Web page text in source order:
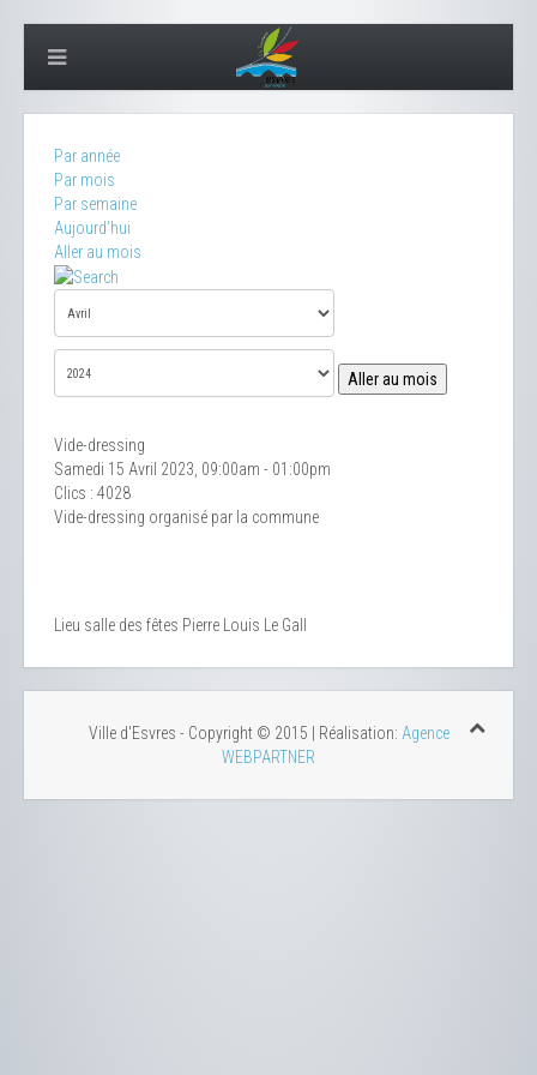
Par année
Par mois
Par semaine
Aujourd'hui
Aller au mois
Aller au mois
Vide-dressing
Samedi 15 Avril 2023, 09:00am - 01:00pm
Clics : 4028
Vide-dressing organisé par la commune
Lieu salle des fêtes Pierre Louis Le Gall
Ville d'Esvres - Copyright © 2015 | Réalisation: Agence
WEBPARTNER